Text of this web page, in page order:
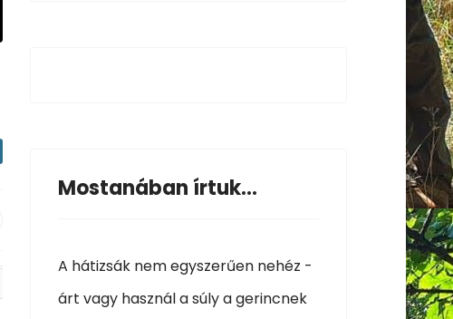
Mostanában írtuk...
A hátizsák nem egyszerűen nehéz -
árt vagy használ a súly a gerincnek